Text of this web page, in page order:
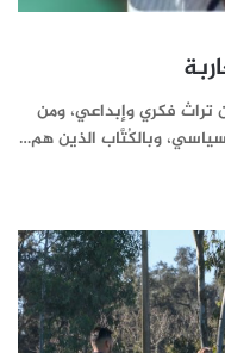
تراث فكري وإبداعي، ومن
وبالكُتَّاب الذين هم…